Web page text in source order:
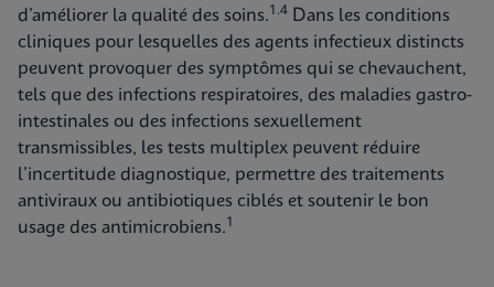
d’améliorer la qualité des soins.1.4 Dans les conditions
cliniques pour lesquelles des agents infectieux distincts
peuvent provoquer des symptômes qui se chevauchent,
tels que des infections respiratoires, des maladies gastro-
intestinales ou des infections sexuellement
transmissibles, les tests multiplex peuvent réduire
l’incertitude diagnostique, permettre des traitements
antiviraux ou antibiotiques ciblés et soutenir le bon
usage des antimicrobiens.1